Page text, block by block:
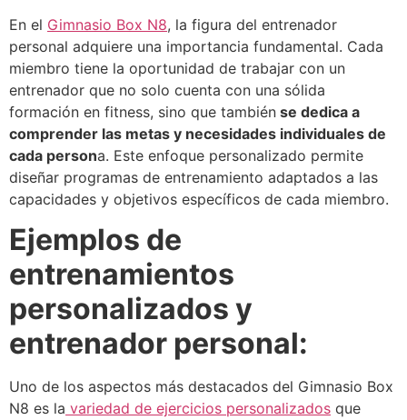
En el Gimnasio Box N8, la figura del entrenador
personal adquiere una importancia fundamental. Cada
miembro tiene la oportunidad de trabajar con un
entrenador que no solo cuenta con una sólida
formación en fitness, sino que también se dedica a
comprender las metas y necesidades individuales de
cada persona. Este enfoque personalizado permite
diseñar programas de entrenamiento adaptados a las
capacidades y objetivos específicos de cada miembro.
Ejemplos de
entrenamientos
personalizados y
entrenador personal:
Uno de los aspectos más destacados del Gimnasio Box
N8 es la variedad de ejercicios personalizados que